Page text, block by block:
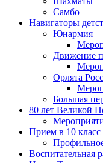
Самбо
Навигаторы
Юнармия
Движение
Орлята
Большая
80 лет Великой
Прием в 10 класс
Воспитательная